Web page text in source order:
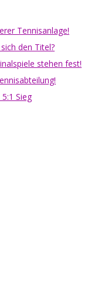
Tennisanlage!
den Titel?
stehen fest!
Sieg